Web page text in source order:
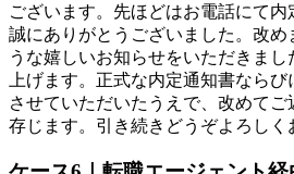
ございます。先ほどはお電話にて内
誠にありがとうございました。改め
うな嬉しいお知らせをいただきま
上げます。正式な内定通知書なら
させていただいたうえで、改めてご
存じます。引き続きどうぞよろしく